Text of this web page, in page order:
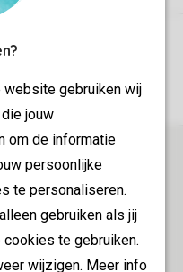
website gebruiken wij
jouw
om de informatie
persoonlijke
te personaliseren.
gebruiken als jij
te gebruiken.
wijzigen. Meer info
privacy